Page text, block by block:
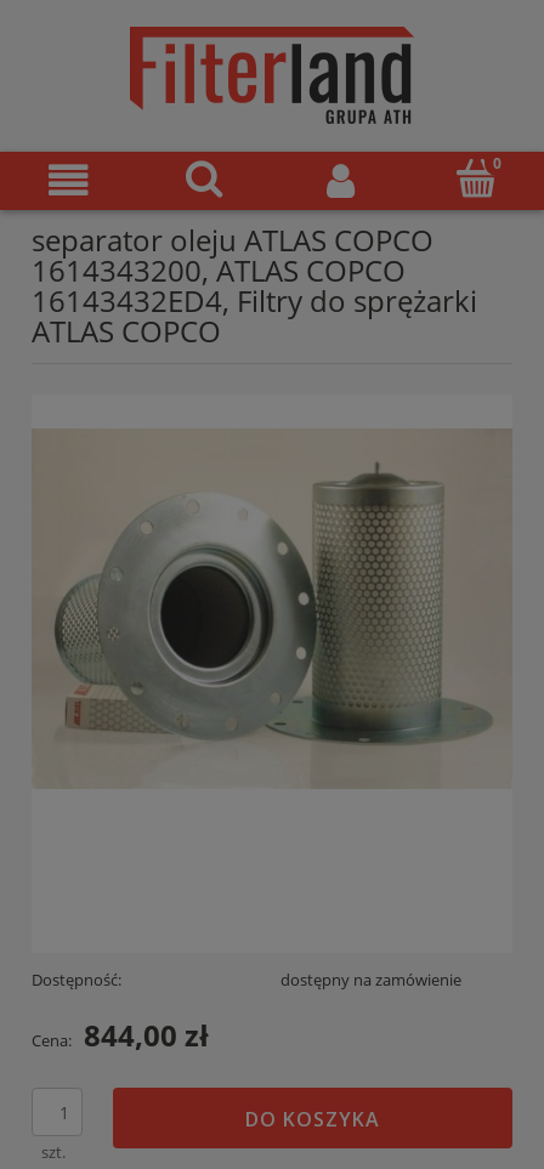
separator oleju ATLAS COPCO
1614343200, ATLAS COPCO
16143432ED4, Filtry do sprężarki
ATLAS COPCO
Dostępność: dostępny na zamówienie
Cena: 844,00 zł
szt.
DO KOSZYKA